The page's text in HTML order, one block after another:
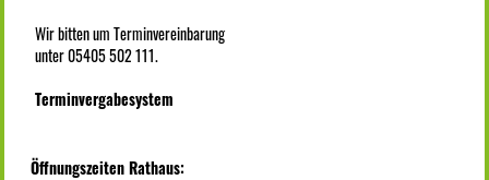
Wir bitten um Terminvereinbarung
unter 05405 502 111.
Terminvergabesystem
Öffnungszeiten Rathaus: